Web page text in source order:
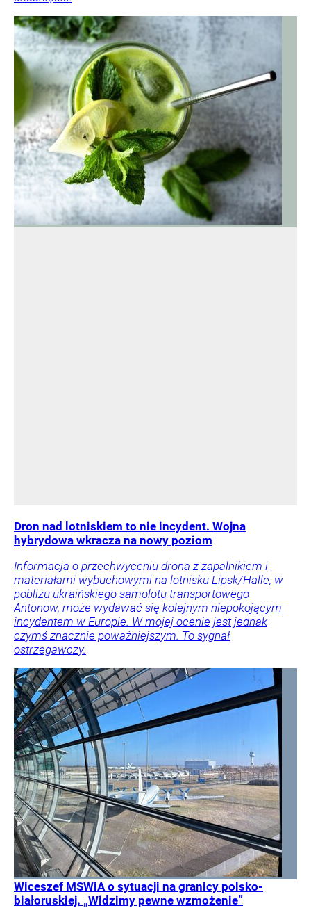
Dron nad lotniskiem to nie incydent. Wojna
hybrydowa wkracza na nowy poziom
Informacja o przechwyceniu drona z zapalnikiem i
materiałami wybuchowymi na lotnisku Lipsk/Halle, w
pobliżu ukraińskiego samolotu transportowego
Antonow, może wydawać się kolejnym niepokojącym
incydentem w Europie. W mojej ocenie jest jednak
czymś znacznie poważniejszym. To sygnał
ostrzegawczy.
Wiceszef MSWiA o sytuacji na granicy polsko-
białoruskiej. „Widzimy pewne wzmożenie”